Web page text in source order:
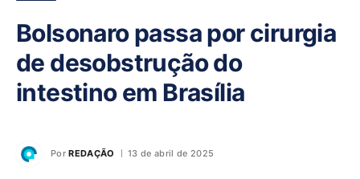
Bolsonaro passa por cirurgia
de desobstrução do
intestino em Brasília
Por REDAÇÃO 13 de abril de 2025